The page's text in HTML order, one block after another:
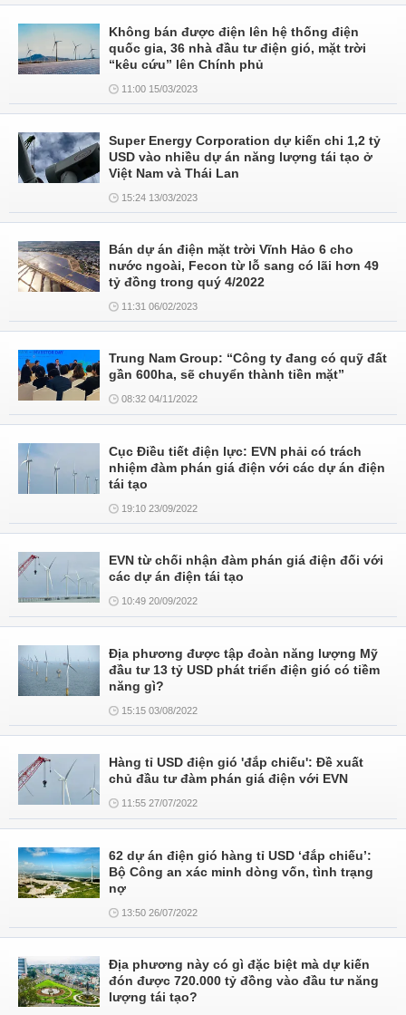
Không bán được điện lên hệ thống điện
quốc gia, 36 nhà đầu tư điện gió, mặt trời
“kêu cứu” lên Chính phủ
11:00 15/03/2023
Super Energy Corporation dự kiến chi 1,2 tỷ
USD vào nhiều dự án năng lượng tái tạo ở
Việt Nam và Thái Lan
15:24 13/03/2023
Bán dự án điện mặt trời Vĩnh Hảo 6 cho
nước ngoài, Fecon từ lỗ sang có lãi hơn 49
tỷ đồng trong quý 4/2022
11:31 06/02/2023
Trung Nam Group: “Công ty đang có quỹ đất
gần 600ha, sẽ chuyển thành tiền mặt”
08:32 04/11/2022
Cục Điều tiết điện lực: EVN phải có trách
nhiệm đàm phán giá điện với các dự án điện
tái tạo
19:10 23/09/2022
EVN từ chối nhận đàm phán giá điện đối với
các dự án điện tái tạo
10:49 20/09/2022
Địa phương được tập đoàn năng lượng Mỹ
đầu tư 13 tỷ USD phát triển điện gió có tiềm
năng gì?
15:15 03/08/2022
Hàng tỉ USD điện gió 'đắp chiếu': Đề xuất
chủ đầu tư đàm phán giá điện với EVN
11:55 27/07/2022
62 dự án điện gió hàng tỉ USD ‘đắp chiếu’:
Bộ Công an xác minh dòng vốn, tình trạng
nợ
13:50 26/07/2022
Địa phương này có gì đặc biệt mà dự kiến
đón được 720.000 tỷ đồng vào đầu tư năng
lượng tái tạo?